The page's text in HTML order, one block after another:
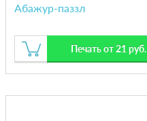
Абажур-паззл
Печать от 21 руб.